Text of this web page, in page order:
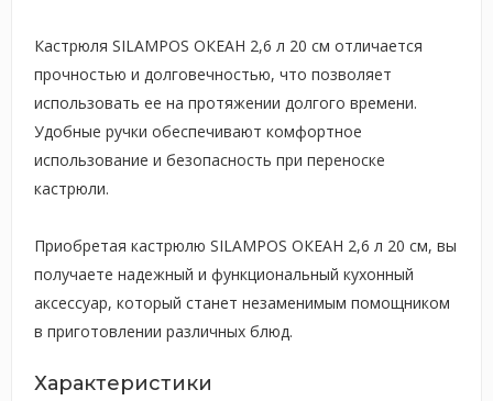
Кастрюля SILAMPOS ОКЕАН 2,6 л 20 см отличается
прочностью и долговечностью, что позволяет
использовать ее на протяжении долгого времени.
Удобные ручки обеспечивают комфортное
использование и безопасность при переноске
кастрюли.
Приобретая кастрюлю SILAMPOS ОКЕАН 2,6 л 20 см, вы
получаете надежный и функциональный кухонный
аксессуар, который станет незаменимым помощником
в приготовлении различных блюд.
Характеристики